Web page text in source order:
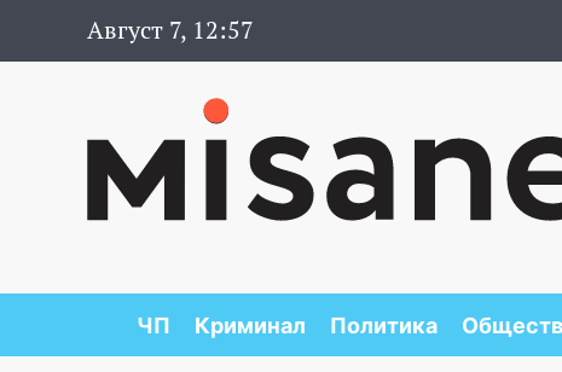
Август 7, 12:57
ЧП Криминал Политика